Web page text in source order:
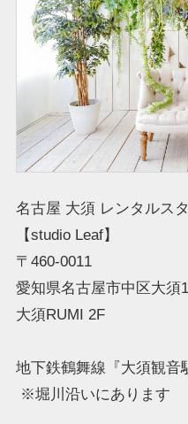
名古屋 大須 レンタルス
【studio Leaf】
〒460-0011
愛知県名古屋市中区大須
大須RUMI 2F
地下鉄鶴舞線『大須観音
※堀川沿いにあります